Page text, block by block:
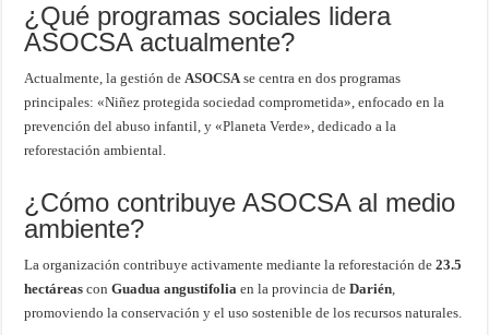
¿Qué programas sociales lidera
ASOCSA actualmente?
Actualmente, la gestión deASOCSAse centra en dos programas
principales: «Niñez protegida sociedad comprometida», enfocado en la
prevención del abuso infantil, y «Planeta Verde», dedicado a la
reforestación ambiental.
¿Cómo contribuye ASOCSA al medio
ambiente?
La organización contribuye activamente mediante la reforestación de23.5
hectáreas conGuadua angustifolia en la provincia deDarién,
promoviendo la conservación y el uso sostenible de los recursos naturales.